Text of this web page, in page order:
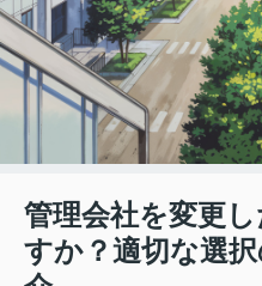
管理会社を変更
すか？適切な選